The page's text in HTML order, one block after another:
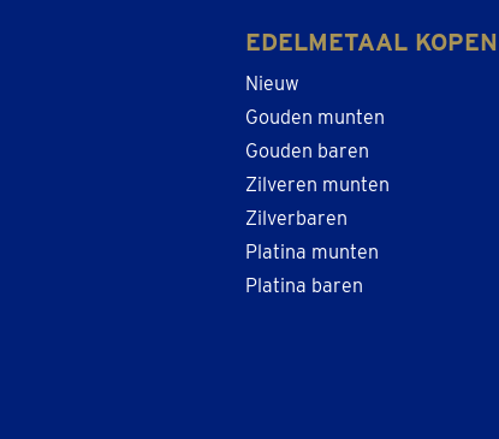
EDELMETAAL KOPEN
Nieuw
Gouden munten
Gouden baren
Zilveren munten
Zilverbaren
Platina munten
Platina baren